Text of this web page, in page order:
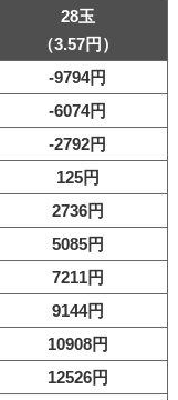
28玉
（3.57円）
-9794円
-6074円
-2792円
125円
2736円
5085円
7211円
9144円
10908円
12526円